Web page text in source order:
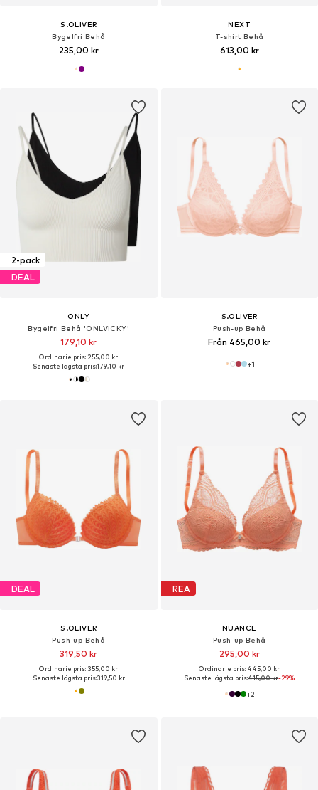
S.OLIVER
Bygelfri Behå
235,00 kr
NEXT
T-shirt Behå
613,00 kr
2-pack
DEAL
ONLY
Bygelfri Behå 'ONLVICKY'
179,10 kr
Ordinarie pris: 255,00 kr
Senaste lägsta pris:179,10 kr
S.OLIVER
Push-up Behå
Från 465,00 kr
+1
DEAL
S.OLIVER
Push-up Behå
319,50 kr
Ordinarie pris: 355,00 kr
Senaste lägsta pris:319,50 kr
REA
NUANCE
Push-up Behå
295,00 kr
Ordinarie pris: 445,00 kr
Senaste lägsta pris:415,00 kr-29%
+2